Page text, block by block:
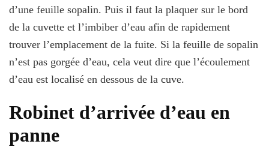
d’une feuille sopalin. Puis il faut la plaquer sur le bord
de la cuvette et l’imbiber d’eau afin de rapidement
trouver l’emplacement de la fuite. Si la feuille de sopalin
n’est pas gorgée d’eau, cela veut dire que l’écoulement
d’eau est localisé en dessous de la cuve.
Robinet d’arrivée d’eau en
panne